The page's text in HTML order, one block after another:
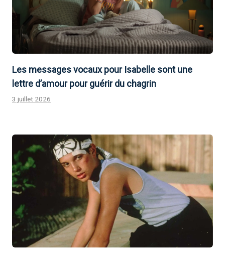
Les messages vocaux pour Isabelle sont une
lettre d’amour pour guérir du chagrin
3 juillet 2026